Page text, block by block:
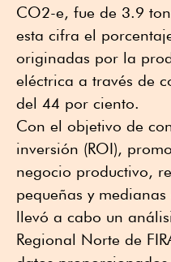
CO2-e, fue de 3.9
esta cifra el
originadas por la
eléctrica a través de
del 44 por ciento.
Con el objetivo de
inversión (ROI),
negocio productivo,
pequeñas y
llevó a cabo un
Regional Norte de